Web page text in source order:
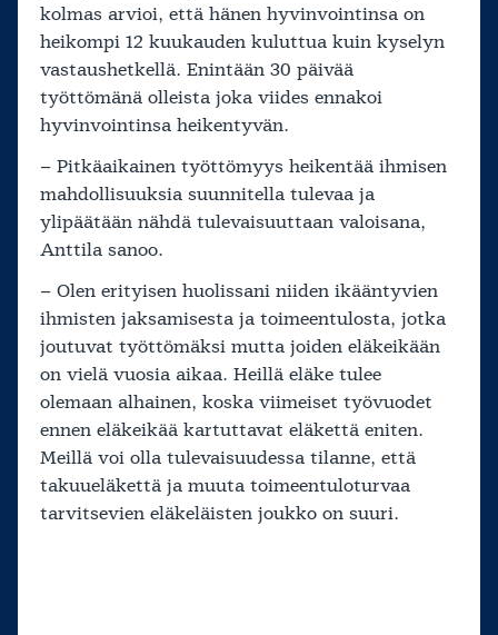
kolmas arvioi, että hänen hyvinvointinsa on
heikompi 12 kuukauden kuluttua kuin kyselyn
vastaushetkellä. Enintään 30 päivää
työttömänä olleista joka viides ennakoi
hyvinvointinsa heikentyvän.
– Pitkäaikainen työttömyys heikentää ihmisen
mahdollisuuksia suunnitella tulevaa ja
ylipäätään nähdä tulevaisuuttaan valoisana,
Anttila sanoo.
– Olen erityisen huolissani niiden ikääntyvien
ihmisten jaksamisesta ja toimeentulosta, jotka
joutuvat työttömäksi mutta joiden eläkeikään
on vielä vuosia aikaa. Heillä eläke tulee
olemaan alhainen, koska viimeiset työvuodet
ennen eläkeikää kartuttavat eläkettä eniten.
Meillä voi olla tulevaisuudessa tilanne, että
takuueläkettä ja muuta toimeentuloturvaa
tarvitsevien eläkeläisten joukko on suuri.